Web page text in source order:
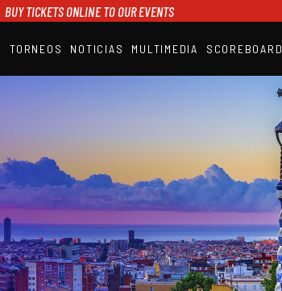
BUY TICKETS ONLINE TO OUR EVENTS
TORNEOS NOTICIAS MULTIMEDIA SCOREBOARD
SCOREBOARD
STREAMING